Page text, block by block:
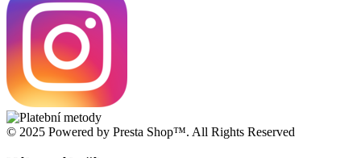
© 2025 Powered by Presta Shop™. All Rights Reserved